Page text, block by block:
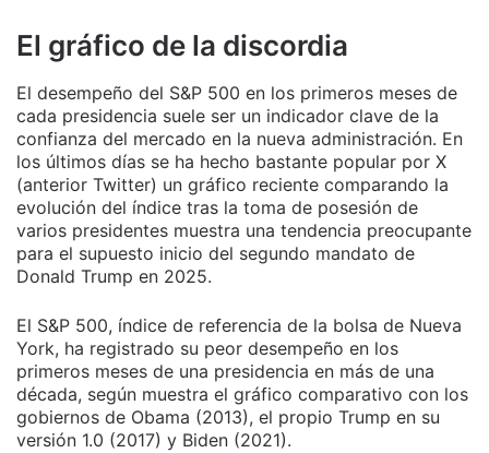
El gráfico de la discordia
El desempeño del S&P 500 en los primeros meses de
cada presidencia suele ser un indicador clave de la
confianza del mercado en la nueva administración. En
los últimos días se ha hecho bastante popular por X
(anterior Twitter) un gráfico reciente comparando la
evolución del índice tras la toma de posesión de
varios presidentes muestra una tendencia preocupante
para el supuesto inicio del segundo mandato de
Donald Trump en 2025.
El S&P 500, índice de referencia de la bolsa de Nueva
York, ha registrado su peor desempeño en los
primeros meses de una presidencia en más de una
década, según muestra el gráfico comparativo con los
gobiernos de Obama (2013), el propio Trump en su
versión 1.0 (2017) y Biden (2021).